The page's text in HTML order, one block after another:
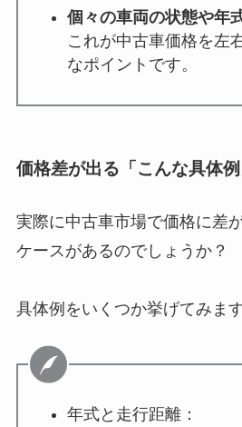
個々の車両の状態や年
これが中古車価格を左
なポイントです。
価格差が出る「こんな具体
実際に中古車市場で価格に差
ケースがあるのでしょうか？
具体例をいくつか挙げてみます
年式と走行距離：